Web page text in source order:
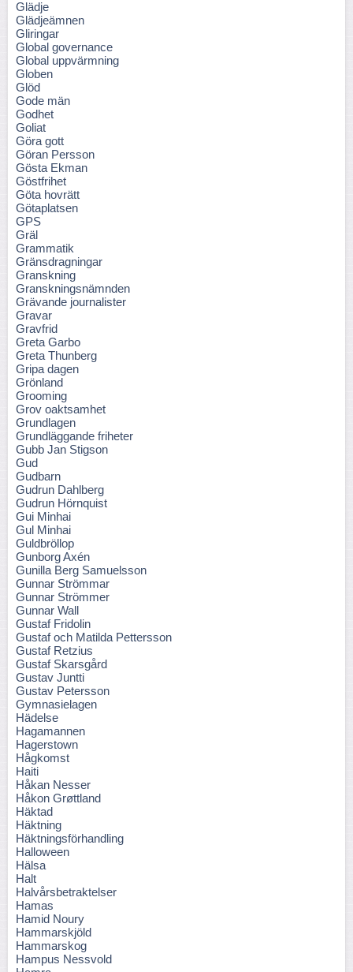
Glädje
Glädjeämnen
Gliringar
Global governance
Global uppvärmning
Globen
Glöd
Gode män
Godhet
Goliat
Göra gott
Göran Persson
Gösta Ekman
Göstfrihet
Göta hovrätt
Götaplatsen
GPS
Gräl
Grammatik
Gränsdragningar
Granskning
Granskningsnämnden
Grävande journalister
Gravar
Gravfrid
Greta Garbo
Greta Thunberg
Gripa dagen
Grönland
Grooming
Grov oaktsamhet
Grundlagen
Grundläggande friheter
Gubb Jan Stigson
Gud
Gudbarn
Gudrun Dahlberg
Gudrun Hörnquist
Gui Minhai
Gul Minhai
Guldbröllop
Gunborg Axén
Gunilla Berg Samuelsson
Gunnar Strömmar
Gunnar Strömmer
Gunnar Wall
Gustaf Fridolin
Gustaf och Matilda Pettersson
Gustaf Retzius
Gustaf Skarsgård
Gustav Juntti
Gustav Petersson
Gymnasielagen
Hädelse
Hagamannen
Hagerstown
Hågkomst
Haiti
Håkan Nesser
Håkon Grøttland
Häktad
Häktning
Häktningsförhandling
Halloween
Hälsa
Halt
Halvårsbetraktelser
Hamas
Hamid Noury
Hammarskjöld
Hammarskog
Hampus Nessvold